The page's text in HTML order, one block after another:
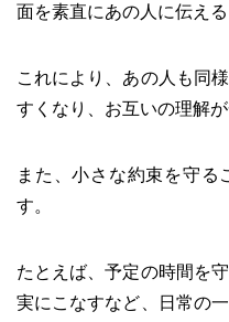
面を素直にあの人に伝える
これにより、あの人も同
すくなり、お互いの理解が
また、小さな約束を守る
す。
たとえば、予定の時間を
実にこなすなど、日常の